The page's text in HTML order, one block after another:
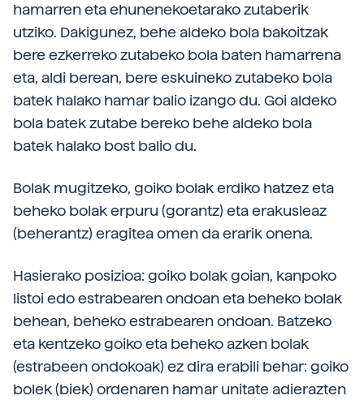
hamarren eta ehunenekoetarako zutaberik
utziko. Dakigunez, behe aldeko bola bakoitzak
bere ezkerreko zutabeko bola baten hamarrena
eta, aldi berean, bere eskuineko zutabeko bola
batek halako hamar balio izango du. Goi aldeko
bola batek zutabe bereko behe aldeko bola
batek halako bost balio du.
Bolak mugitzeko, goiko bolak erdiko hatzez eta
beheko bolak erpuru (gorantz) eta erakusleaz
(beherantz) eragitea omen da erarik onena.
Hasierako posizioa: goiko bolak goian, kanpoko
listoi edo estrabearen ondoan eta beheko bolak
behean, beheko estrabearen ondoan. Batzeko
eta kentzeko goiko eta beheko azken bolak
(estrabeen ondokoak) ez dira erabili behar: goiko
bolek (biek) ordenaren hamar unitate adierazten